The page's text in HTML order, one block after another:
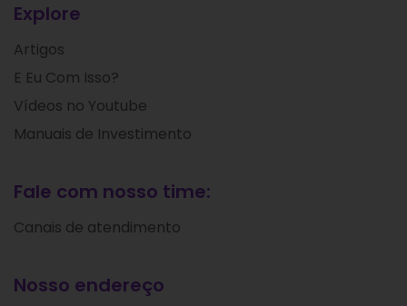
Explore
Artigos
E Eu Com Isso?
Vídeos no Youtube
Manuais de Investimento
Fale com nosso time:
Canais de atendimento
Nosso endereço